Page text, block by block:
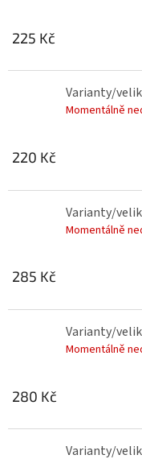
225 Kč
Varianty/
Momentálně
220 Kč
Varianty/
Momentálně
285 Kč
Varianty/
Momentálně
280 Kč
Varianty/